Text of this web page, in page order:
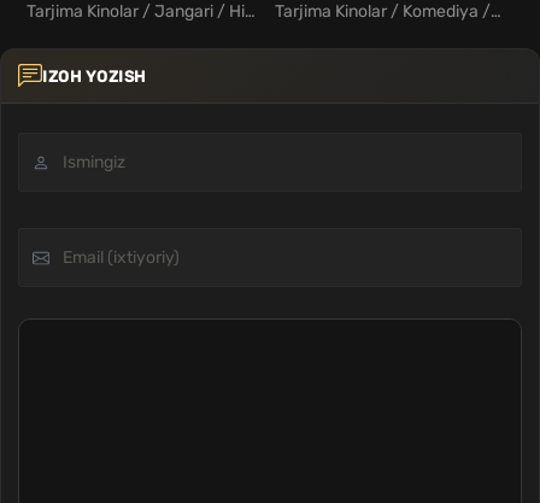
Tarjima Kinolar / Jangari / Hind Kinolar Uzbek Tilida
Tarjima Kinolar / Komediya / Melodrama / Hind Kinolar Uzbek Tilida
IZOH YOZISH